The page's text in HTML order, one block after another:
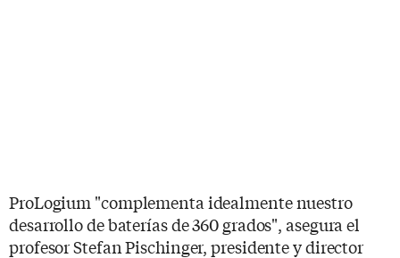
ProLogium "complementa idealmente nuestro
desarrollo de baterías de 360 ​​grados", asegura el
profesor Stefan Pischinger, presidente y director